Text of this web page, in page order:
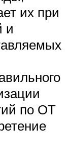
их при
и
по ОТ